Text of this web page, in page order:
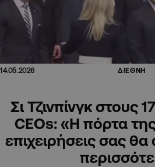
14.05.2026 ΔΙΕΘΝΗ
Σι Τζινπίνγκ στους
CEOs: «Η πόρτα της
επιχειρήσεις σας θα